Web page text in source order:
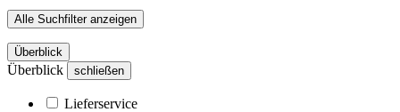
Alle Suchfilter anzeigen
Überblick
Überblick schließen
Lieferservice